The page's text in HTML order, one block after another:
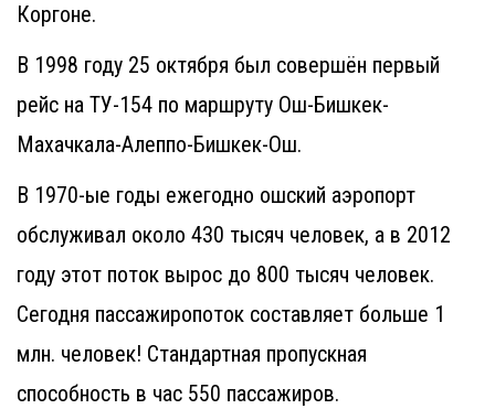
Коргоне.
В 1998 году 25 октября был совершён первый
рейс на ТУ-154 по маршруту Ош-Бишкек-
Махачкала-Алеппо-Бишкек-Ош.
В 1970-ые годы ежегодно ошский аэропорт
обслуживал около 430 тысяч человек, а в 2012
году этот поток вырос до 800 тысяч человек.
Сегодня пассажиропоток составляет больше 1
млн. человек! Стандартная пропускная
способность в час 550 пассажиров.